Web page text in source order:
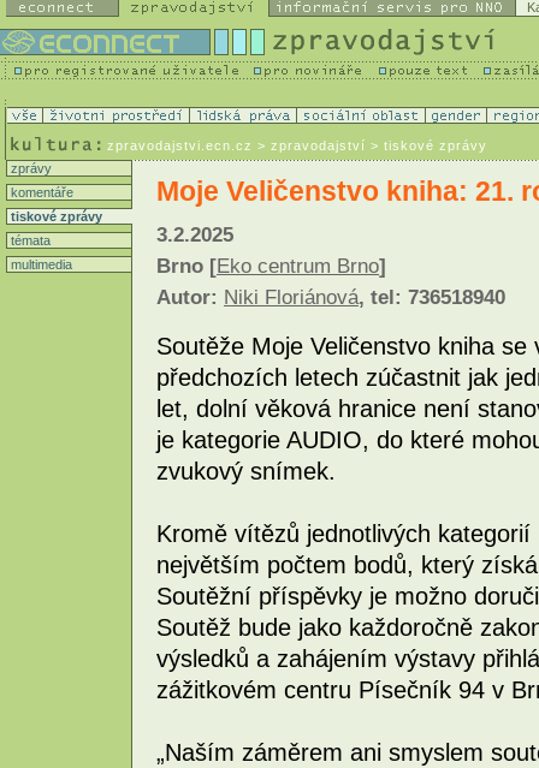
zpravodajstvi.ecn.cz > zpravodajství > tiskové zprávy
zprávy
komentáře
tiskové zprávy
témata
multimedia
Moje Veličenstvo kniha: 21.
3.2.2025
Brno [Eko centrum Brno]
Autor: Niki Floriánová, tel: 736518940
Soutěže Moje Veličenstvo kniha
předchozích letech zúčastnit jak
let, dolní věková hranice není
je kategorie AUDIO, do které
zvukový snímek.
Kromě vítězů jednotlivých
největším počtem bodů, který
Soutěžní příspěvky je možno
Soutěž bude jako každoročně
výsledků a zahájením výstavy
zážitkovém centru Písečník 94 v
„Naším záměrem ani smyslem